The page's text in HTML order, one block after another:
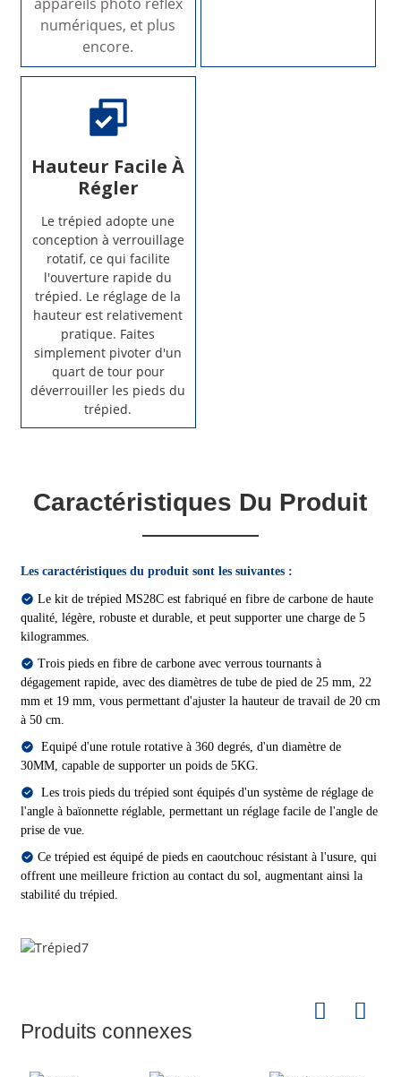
numériques, et plus
encore.
Hauteur Facile À
Régler
Le trépied adopte une
conception à verrouillage
rotatif, ce qui facilite
l'ouverture rapide du
trépied. Le réglage de la
hauteur est relativement
pratique. Faites
simplement pivoter d'un
quart de tour pour
déverrouiller les pieds du
trépied.
Caractéristiques Du Produit
Les caractéristiques du produit sont les suivantes :
Le kit de trépied MS28C est fabriqué en fibre de carbone de haute
qualité, légère, robuste et durable, et peut supporter une charge de 5
kilogrammes.
Trois pieds en fibre de carbone avec verrous tournants à
dégagement rapide, avec des diamètres de tube de pied de 25 mm, 22
mm et 19 mm, vous permettant d'ajuster la hauteur de travail de 20 cm
à 50 cm.
Equipé d'une rotule rotative à 360 degrés, d'un diamètre de
30MM, capable de supporter un poids de 5KG.
Les trois pieds du trépied sont équipés d'un système de réglage de
l'angle à baïonnette réglable, permettant un réglage facile de l'angle de
prise de vue.
Ce trépied est équipé de pieds en caoutchouc résistant à l'usure, qui
offrent une meilleure friction au contact du sol, augmentant ainsi la
stabilité du trépied.
Produits connexes